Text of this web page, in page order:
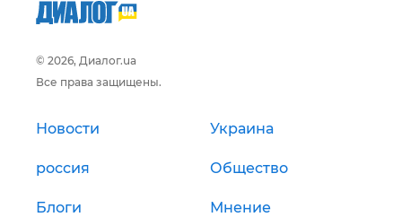
© 2026, Диалог.ua
Все права защищены.
Новости Украина
россия Общество
Блоги Мнение